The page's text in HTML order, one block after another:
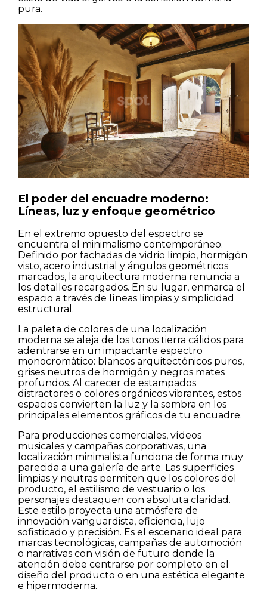
Casas
Pisos
Calles
Naturaleza
Spots
pura.
El poder del encuadre moderno:
Líneas, luz y enfoque geométrico
En el extremo opuesto del espectro se
encuentra el minimalismo contemporáneo.
Definido por fachadas de vidrio limpio, hormigón
visto, acero industrial y ángulos geométricos
marcados, la arquitectura moderna renuncia a
los detalles recargados. En su lugar, enmarca el
espacio a través de líneas limpias y simplicidad
estructural.
La paleta de colores de una localización
moderna se aleja de los tonos tierra cálidos para
adentrarse en un impactante espectro
monocromático: blancos arquitectónicos puros,
grises neutros de hormigón y negros mates
profundos. Al carecer de estampados
distractores o colores orgánicos vibrantes, estos
espacios convierten la luz y la sombra en los
principales elementos gráficos de tu encuadre.
Para producciones comerciales, vídeos
musicales y campañas corporativas, una
localización minimalista funciona de forma muy
parecida a una galería de arte. Las superficies
limpias y neutras permiten que los colores del
producto, el estilismo de vestuario o los
personajes destaquen con absoluta claridad.
Este estilo proyecta una atmósfera de
innovación vanguardista, eficiencia, lujo
sofisticado y precisión. Es el escenario ideal para
marcas tecnológicas, campañas de automoción
o narrativas con visión de futuro donde la
atención debe centrarse por completo en el
diseño del producto o en una estética elegante
e hipermoderna.